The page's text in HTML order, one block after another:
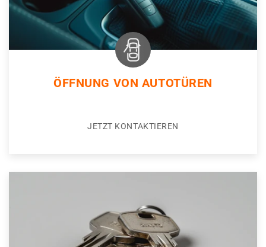
ÖFFNUNG VON AUTOTÜREN
JETZT KONTAKTIEREN